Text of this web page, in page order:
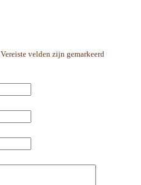
Vereiste velden zijn gemarkeerd